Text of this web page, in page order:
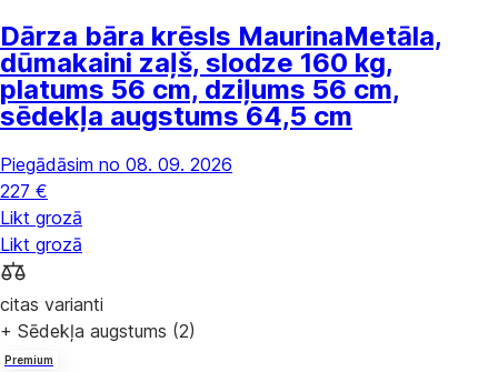
Dārza bāra krēsls MaurinaMetāla,
dūmakaini zaļš, slodze 160 kg,
platums 56 cm, dziļums 56 cm,
sēdekļa augstums 64,5 cm
Piegādāsim no 08. 09. 2026
227 €
Likt grozā
Likt grozā
citas varianti
+ Sēdekļa augstums (2)
Premium